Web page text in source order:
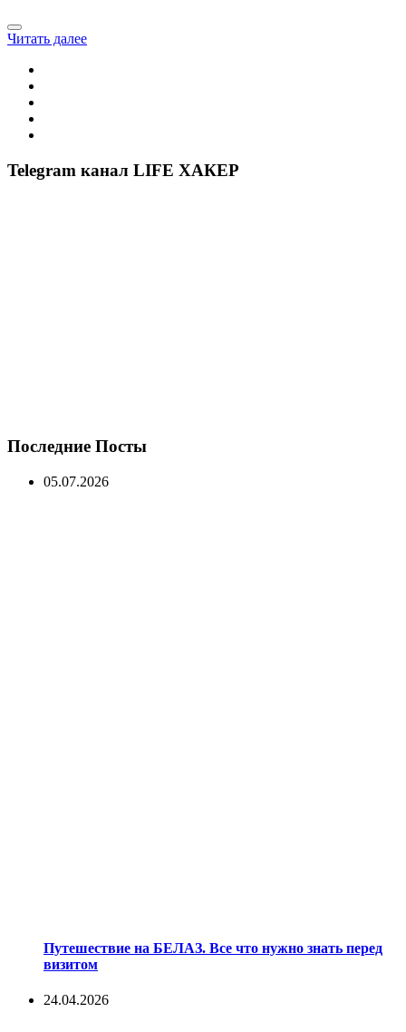
Читать далее
Telegram канал LIFE ХАКЕР
Последние Посты
05.07.2026
Путешествие на БЕЛАЗ. Все что нужно знать перед
визитом
24.04.2026